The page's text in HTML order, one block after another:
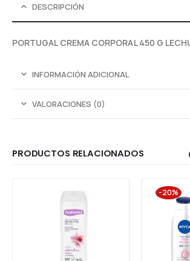
DESCRIPCIÓN
PORTUGAL CREMA CORPORAL 450 G
INFORMACIÓN ADICIONAL
VALORACIONES (0)
PRODUCTOS RELACIONADOS
-20%